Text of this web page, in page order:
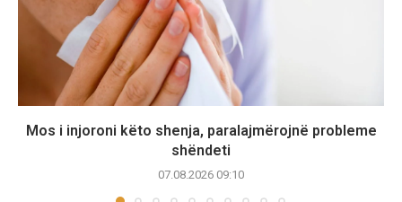
Mos i injoroni këto shenja, paralajmërojnë probleme
shëndeti
07.08.2026 09:10